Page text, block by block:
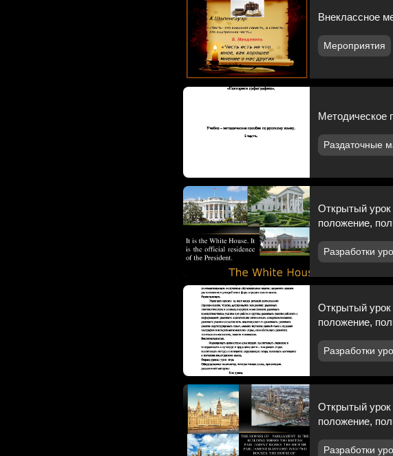
Внеклассное
Мероприятия
Методическое
Раздаточные
Открытый урок
положение,
Разработки
Открытый урок
положение,
Разработки
Открытый урок
положение,
Разработки